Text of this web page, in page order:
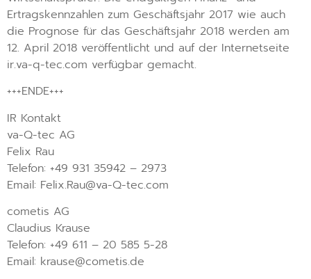
Ertragskennzahlen zum Geschäftsjahr 2017 wie auch
die Prognose für das Geschäftsjahr 2018 werden am
12. April 2018 veröffentlicht und auf der Internetseite
ir.va-q-tec.com verfügbar gemacht.
+++ENDE+++
IR Kontakt
va-Q-tec AG
Felix Rau
Telefon: +49 931 35942 – 2973
Email: Felix.Rau@va-Q-tec.com
cometis AG
Claudius Krause
Telefon: +49 611 – 20 585 5-28
Email: krause@cometis.de